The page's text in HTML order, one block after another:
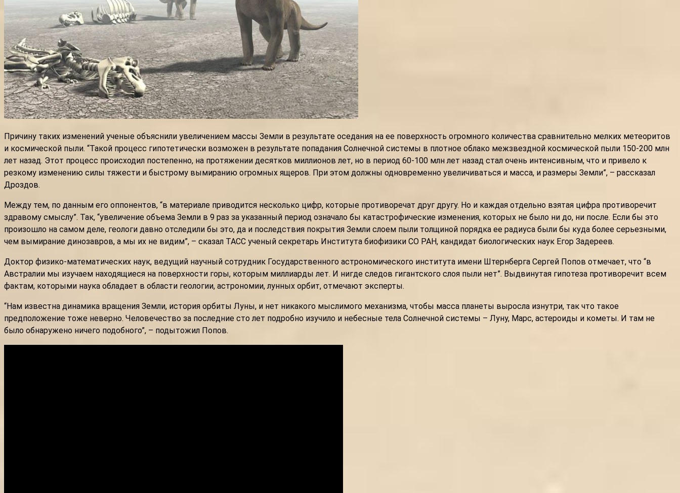
Причину таких изменений ученые объяснили увеличением массы Земли в результате оседания на ее поверхность огромного количества сравнительно мелких метеоритов
и космической пыли. “Такой процесс гипотетически возможен в результате попадания Солнечной системы в плотное облако межзвездной космической пыли 150-200 млн
лет назад. Этот процесс происходил постепенно, на протяжении десятков миллионов лет, но в период 60-100 млн лет назад стал очень интенсивным, что и привело к
резкому изменению силы тяжести и быстрому вымиранию огромных ящеров. При этом должны одновременно увеличиваться и масса, и размеры Земли”, – рассказал
Дроздов.
Между тем, по данным его оппонентов, “в материале приводится несколько цифр, которые противоречат друг другу. Но и каждая отдельно взятая цифра противоречит
здравому смыслу”. Так, “увеличение объема Земли в 9 раз за указанный период означало бы катастрофические изменения, которых не было ни до, ни после. Если бы это
произошло на самом деле, геологи давно отследили бы это, да и последствия покрытия Земли слоем пыли толщиной порядка ее радиуса были бы куда более серьезными,
чем вымирание динозавров, а мы их не видим”, – сказал ТАСС ученый секретарь Института биофизики СО РАН, кандидат биологических наук Егор Задереев.
Доктор физико-математических наук, ведущий научный сотрудник Государственного астрономического института имени Штернберга Сергей Попов отмечает, что “в
Австралии мы изучаем находящиеся на поверхности горы, которым миллиарды лет. И нигде следов гигантского слоя пыли нет”. Выдвинутая гипотеза противоречит всем
фактам, которыми наука обладает в области геологии, астрономии, лунных орбит, отмечают эксперты.
“Нам известна динамика вращения Земли, история орбиты Луны, и нет никакого мыслимого механизма, чтобы масса планеты выросла изнутри, так что такое
предположение тоже неверно. Человечество за последние сто лет подробно изучило и небесные тела Солнечной системы – Луну, Марс, астероиды и кометы. И там не
было обнаружено ничего подобного”, – подытожил Попов.